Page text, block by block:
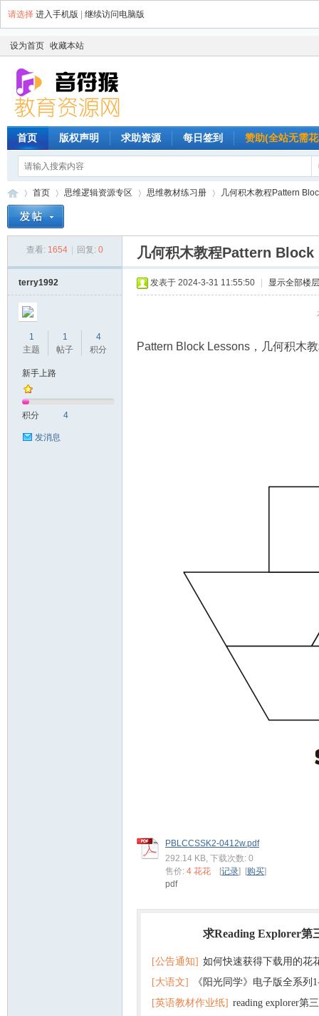
请选择 进入手机版 继续访问电脑版
设为首页 收藏本站
首页 版权声明 求助资源 每日签到 赞助(全站无需
首页
›
思维逻辑资源专区 思维教材练习册
›
几何积木教程Pattern
查看: 1654 回复: 0 几何积木教程Pattern
terry1992
1
主题
1
帖子
4
积分
新手上路
积分 4
发消息
发表于 2024-3-31 11:55:50 显示全部楼层
Pattern Block Lessons，几何积木
PBLCCSSK2-0412w.pdf
292.14 KB, 下载次数: 0
售价: 4 花花 [记录] [购买]
pdf
求Reading Explorer第
[公告通知] 如何快速获得下载用的花
[大语文]
《阳光同学》电子版全系列
+英语
[英语教材作业纸] reading explorer第